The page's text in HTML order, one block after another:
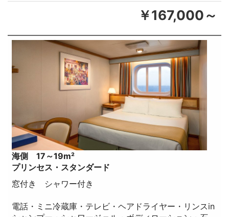
￥167,000～
海側 17～19m²
プリンセス・スタンダード
窓付き シャワー付き
電話・ミニ冷蔵庫・テレビ・ヘアドライヤー・リンスin